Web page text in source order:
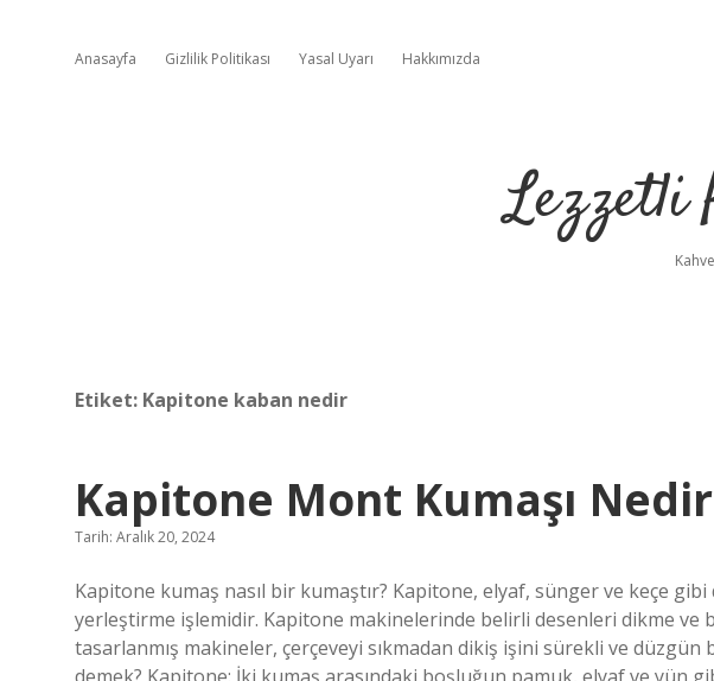
Anasayfa Gizlilik Politikası Yasal Uyarı Hakkımızda
Lezzetli
Etiket: Kapitone kaban nedir
Kapitone Mont Kumaşı Nedir
Tarih: Aralık 20, 2024
Kapitone kumaş nasıl bir kumaştır? Kapitone, elyaf, sünger ve keçe
yerleştirme işlemidir. Kapitone makinelerinde belirli desenleri dikme ve
tasarlanmış makineler, çerçeveyi sıkmadan dikiş işini sürekli ve